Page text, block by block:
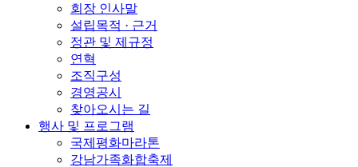
회장 인사말
설립목적 · 근거
정관 및 제규정
연혁
조직구성
경영공시
찾아오시는 길
행사 및 프로그램
국제평화마라톤
강남가족화합축제